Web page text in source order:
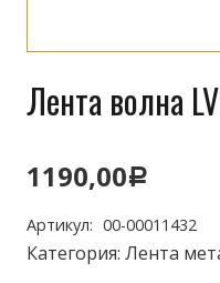
Лента волна
1190,00Р
Артикул: 00-00011432
Категория: Лента